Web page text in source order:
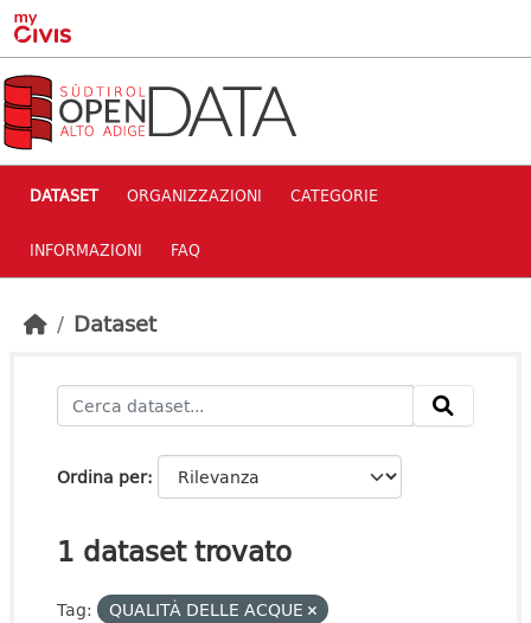
Skip to main content
DATASET ORGANIZZAZIONI CATEGORIE
INFORMAZIONI FAQ
Dataset
Ordina per
1 dataset trovato
Tag:
QUALITÀ DELLE ACQUE